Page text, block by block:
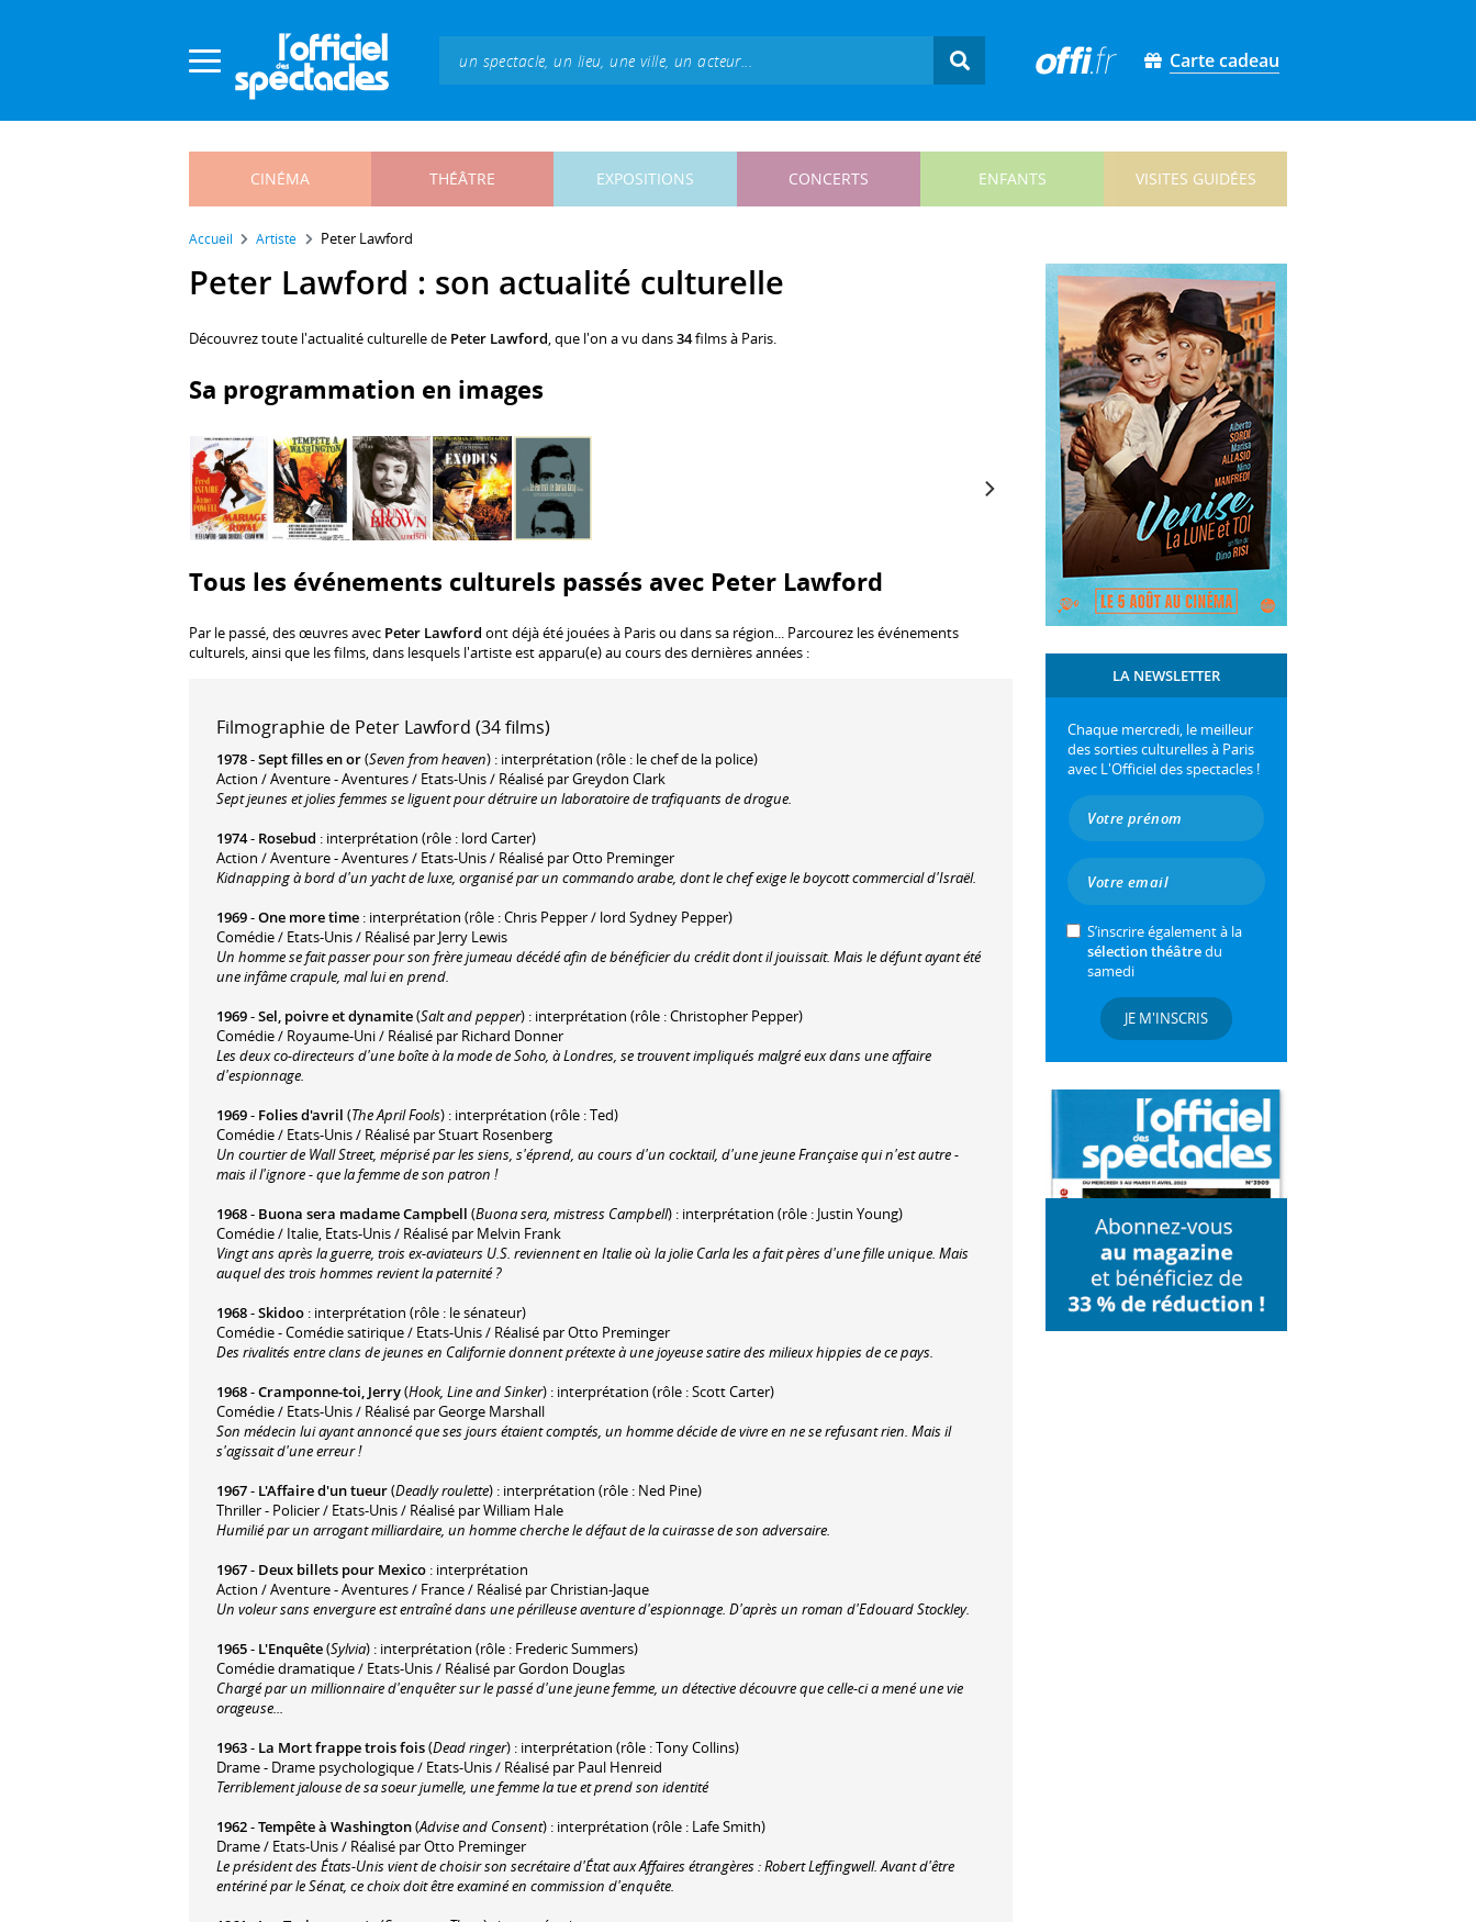
Carte cadeau
CINÉMA THÉÂTRE EXPOSITIONS CONCERTS ENFANTS VISITES GUIDÉES
Accueil Artiste Peter Lawford
Peter Lawford : son actualité culturelle
Découvrez toute l'actualité culturelle de Peter Lawford, que l'on a vu dans34films à Paris.
Sa programmation en images
Tous les événements culturels passés avec Peter Lawford
Par le passé, des œuvres avec Peter Lawford ont déjà été jouées à Paris ou dans sa région... Parcourez les événements
culturels, ainsi que les films, dans lesquels l'artiste est apparu(e) au cours des dernières années :
Filmographie de Peter Lawford (34 films)
1978-Sept filles en or(Seven from heaven) : interprétation (rôle : le chef de la police)
Action / Aventure - Aventures / Etats-Unis / Réalisé par Greydon Clark
Sept jeunes et jolies femmes se liguent pour détruire un laboratoire de trafiquants de drogue.
1974- Rosebud : interprétation (rôle : lord Carter)
Action / Aventure - Aventures / Etats-Unis / Réalisé par Otto Preminger
Kidnapping à bord d'un yacht de luxe, organisé par un commando arabe, dont le chef exige le boycott commercial d'Israël.
1969-One more time : interprétation (rôle : Chris Pepper / lord Sydney Pepper)
Comédie / Etats-Unis / Réalisé par Jerry Lewis
Un homme se fait passer pour son frère jumeau décédé afin de bénéficier du crédit dont il jouissait. Mais le défunt ayant été
une infâme crapule, mal lui en prend.
1969-Sel, poivre et dynamite(Salt and pepper) : interprétation (rôle : Christopher Pepper)
Comédie / Royaume-Uni / Réalisé par Richard Donner
Les deux co-directeurs d'une boîte à la mode de Soho, à Londres, se trouvent impliqués malgré eux dans une affaire
d'espionnage.
1969- Folies d'avril (The April Fools) : interprétation (rôle : Ted)
Comédie / Etats-Unis / Réalisé par Stuart Rosenberg
Un courtier de Wall Street, méprisé par les siens, s'éprend, au cours d'un cocktail, d'une jeune Française qui n'est autre -
mais il l'ignore - que la femme de son patron !
1968- Buona sera madame Campbell (Buona sera, mistress Campbell) : interprétation (rôle : Justin Young)
Comédie / Italie, Etats-Unis / Réalisé par Melvin Frank
Vingt ans après la guerre, trois ex-aviateurs U.S. reviennent en Italie où la jolie Carla les a fait pères d'une fille unique. Mais
auquel des trois hommes revient la paternité ?
1968-Skidoo : interprétation (rôle : le sénateur)
Comédie - Comédie satirique / Etats-Unis / Réalisé par Otto Preminger
Des rivalités entre clans de jeunes en Californie donnent prétexte à une joyeuse satire des milieux hippies de ce pays.
1968-Cramponne-toi, Jerry(Hook, Line and Sinker) : interprétation (rôle : Scott Carter)
Comédie / Etats-Unis / Réalisé par George Marshall
Son médecin lui ayant annoncé que ses jours étaient comptés, un homme décide de vivre en ne se refusant rien. Mais il
s'agissait d'une erreur !
1967- L'Affaire d'un tueur(Deadly roulette) : interprétation (rôle : Ned Pine)
Thriller - Policier / Etats-Unis / Réalisé par William Hale
Humilié par un arrogant milliardaire, un homme cherche le défaut de la cuirasse de son adversaire.
1967- Deux billets pour Mexico : interprétation
Action / Aventure - Aventures / France / Réalisé par Christian-Jaque
Un voleur sans envergure est entraîné dans une périlleuse aventure d'espionnage. D'après un roman d'Edouard Stockley.
1965- L'Enquête(Sylvia) : interprétation (rôle : Frederic Summers)
Comédie dramatique / Etats-Unis / Réalisé par Gordon Douglas
Chargé par un millionnaire d'enquêter sur le passé d'une jeune femme, un détective découvre que celle-ci a mené une vie
orageuse...
1963- La Mort frappe trois fois(Dead ringer) : interprétation (rôle : Tony Collins)
Drame - Drame psychologique / Etats-Unis / Réalisé par Paul Henreid
Terriblement jalouse de sa soeur jumelle, une femme la tue et prend son identité
1962-Tempête à Washington(Advise and Consent) : interprétation (rôle : Lafe Smith)
Drame / Etats-Unis / Réalisé par Otto Preminger
Le président des États-Unis vient de choisir son secrétaire d'État aux Affaires étrangères : Robert Leffingwell. Avant d'être
entériné par le Sénat, ce choix doit être examiné en commission d'enquête.
LA NEWSLETTER
Chaque mercredi, le meilleur
des sorties culturelles à Paris
avec L'Officiel des spectacles !
S’inscrire également à la
sélection théâtredu
samedi
JE M'INSCRIS